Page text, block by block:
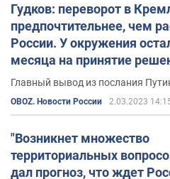
Гудков: переворот в
предпочтительнее, чем
России. У окружения
месяца на принятие
Главный вывод из послания
OBOZ. Новости России 2.03.2023
"Возникнет множество
территориальных
дал прогноз, что ждет